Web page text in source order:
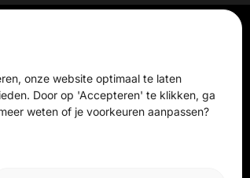
onze website optimaal te laten
Door op 'Accepteren' te klikken, ga
weten of je voorkeuren aanpassen?
Privacybeleid
Cookiebeleid
Algemene voorwaarden